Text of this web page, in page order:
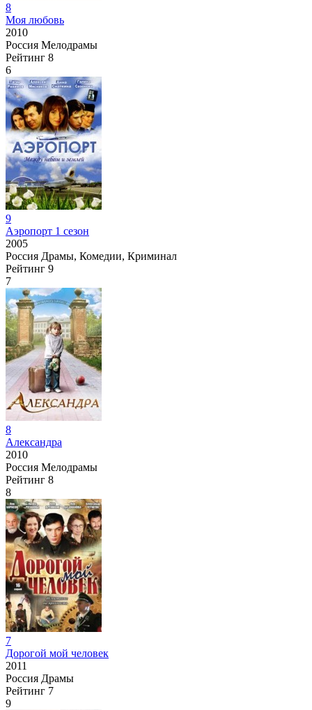
8
Моя любовь
2010
Россия Мелодрамы
Рейтинг 8
6
9
Аэропорт 1 сезон
2005
Россия Драмы, Комедии, Криминал
Рейтинг 9
7
8
Александра
2010
Россия Мелодрамы
Рейтинг 8
8
7
Дорогой мой человек
2011
Россия Драмы
Рейтинг 7
9